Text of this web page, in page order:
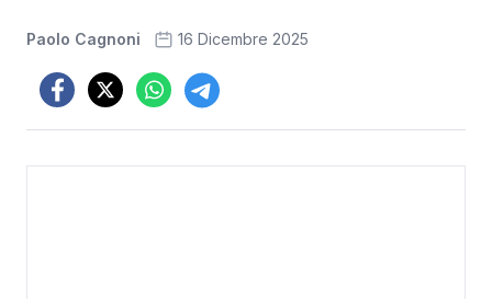
Paolo Cagnoni 16 Dicembre 2025